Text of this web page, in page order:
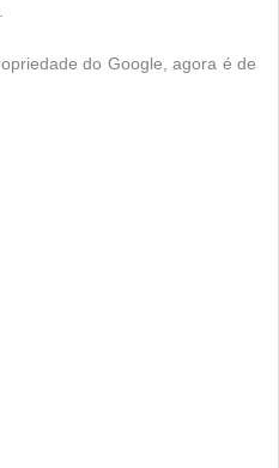
do Google, agora é de